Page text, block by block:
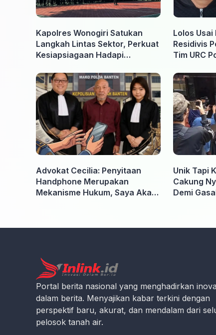
Kapolres Wonogiri Satukan
Langkah Lintas Sektor, Perkuat
Kesiapsiagaan Hadapi
Lolos Usai
Residivis
Tim URC
Advokat Cecilia: Penyitaan
Handphone Merupakan
Mekanisme Hukum, Saya Akan
Unik Tapi
Cakung
Demi
Portal berita nasional yang menghadirkan
dalam berita. Menyajikan kabar terkini dengan
perspektif baru, akurat, dan mendalam dari
pelosok tanah air.